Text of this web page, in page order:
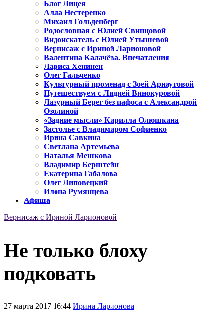
Блог Лицея
Алла Нестеренко
Михаил Гольденберг
Родословная с Юлией Свинцовой
Видоискатель с Юлией Утышевой
Вернисаж с Ириной Ларионовой
Валентина Калачёва. Впечатления
Лариса Хенинен
Олег Гальченко
Культурный променад с Зоей Арнаутовой
Путешествуем с Лидией Винокуровой
Лазурный Берег без пафоса с Александрой
Озолиной
«Задние мысли» Кирилла Олюшкина
Застолье с Владимиром Софиенко
Ирина Савкина
Светлана Артемьева
Наталья Мешкова
Владимир Берштейн
Екатерина Габалова
Олег Липовецкий
Илона Румянцева
Афиша
Вернисаж с Ириной Ларионовой
Не только блоху
подковать
27 марта 2017 16:44 Ирина Ларионова